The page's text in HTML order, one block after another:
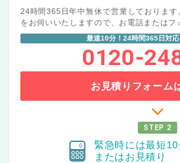
24時間365日年中無休で営業しておりま
をお伺いいたしますので、お電話またはフ
最速10分！24時間365日対
0120-
お見積りフォーム
STEP 2
緊急時には最短
またはお見積り